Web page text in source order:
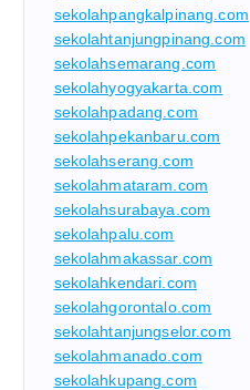
sekolahpangkalpinang.com
sekolahtanjungpinang.com
sekolahsemarang.com
sekolahyogyakarta.com
sekolahpadang.com
sekolahpekanbaru.com
sekolahserang.com
sekolahmataram.com
sekolahsurabaya.com
sekolahpalu.com
sekolahmakassar.com
sekolahkendari.com
sekolahgorontalo.com
sekolahtanjungselor.com
sekolahmanado.com
sekolahkupang.com